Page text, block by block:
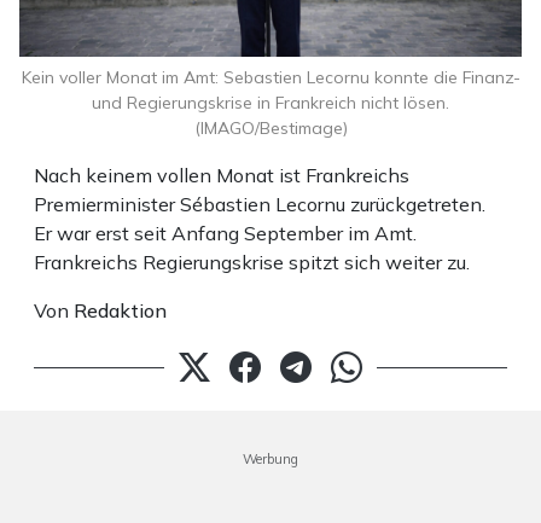
Nach keinem vollen Monat ist Frankreichs
Premierminister Sébastien Lecornu zurückgetreten.
Er war erst seit Anfang September im Amt.
Frankreichs Regierungskrise spitzt sich weiter zu.
Von Redaktion
Kein voller Monat im Amt: Sebastien Lecornu konnte die Finanz-
und Regierungskrise in Frankreich nicht lösen.
(IMAGO/Bestimage)
Werbung